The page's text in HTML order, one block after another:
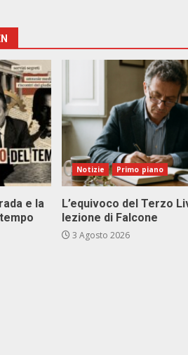
e la
Notizie Primo piano
L’equivoco del Terzo
lezione di Falcone
3 Agosto 2026